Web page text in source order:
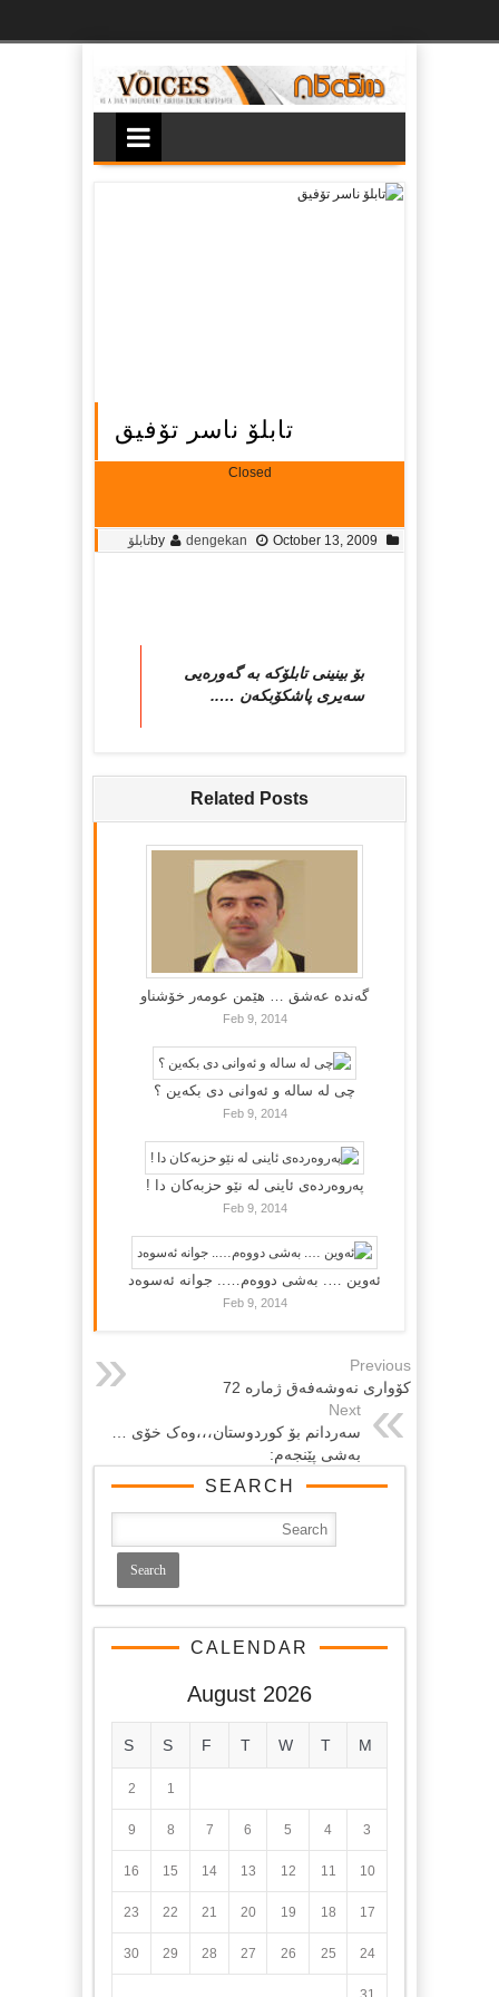
تابلۆ ناسر تۆفیق
Closed
by dengekan October 13, 2009 تابلۆ
بۆ بینینی تابلۆکه‌ به‌ گه‌وره‌یی
سه‌یری پاشکۆبکه‌ن …..
Related Posts
گه‌نده‌ عه‌شق … هێمن عومه‌ر خۆشناو
Feb 9, 2014
چی لە سالە و ئەوانی دی بكەین ؟
Feb 9, 2014
پەروەردەی ئاینی لە نێو حزبەکان دا !
Feb 9, 2014
ئەوین …. بەشی دووەم….. جوانە ئەسوەد
Feb 9, 2014
Previous
کۆواری نه‌وشه‌فه‌ق ژماره‌ 72
Next
سه‌ردانم بۆ کوردوستان،،،وه‌ک خۆی …
به‌شی پێنجه‌م:
SEARCH
CALENDAR
August 2026
M
T
W
T
F
S
S
1
2
3
4
5
6
7
8
9
10
11
12
13
14
15
16
17
18
19
20
21
22
23
24
25
26
27
28
29
30